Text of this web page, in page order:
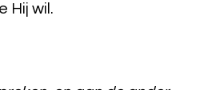
Hij wil.